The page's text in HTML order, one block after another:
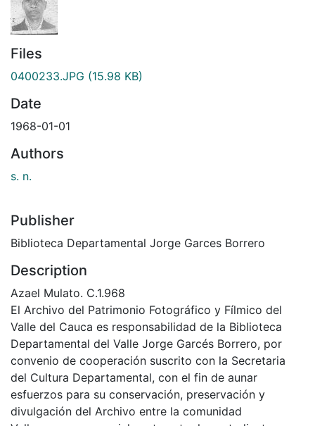
Files
0400233.JPG (15.98 KB)
Date
1968-01-01
Authors
s. n.
Publisher
Biblioteca Departamental Jorge Garces Borrero
Description
Azael Mulato. C.1.968
El Archivo del Patrimonio Fotográfico y Fílmico del
Valle del Cauca es responsabilidad de la Biblioteca
Departamental del Valle Jorge Garcés Borrero, por
convenio de cooperación suscrito con la Secretaria
del Cultura Departamental, con el fin de aunar
esfuerzos para su conservación, preservación y
divulgación del Archivo entre la comunidad